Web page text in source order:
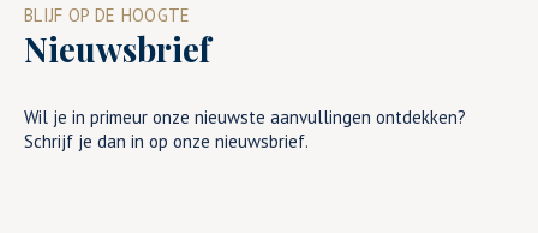
BLIJF OP DE HOOGTE
Nieuwsbrief
Wil je in primeur onze nieuwste aanvullingen ontdekken?
Schrijf je dan in op onze nieuwsbrief.